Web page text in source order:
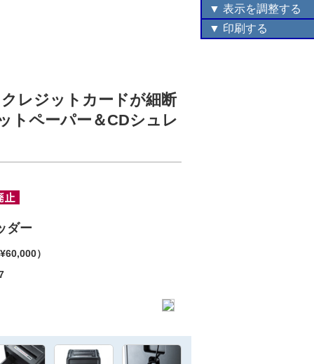
レジットカードが細断
トペーパー＆CDシュレ
ダー
）
▼ 表示を調整する
▼ 印刷する